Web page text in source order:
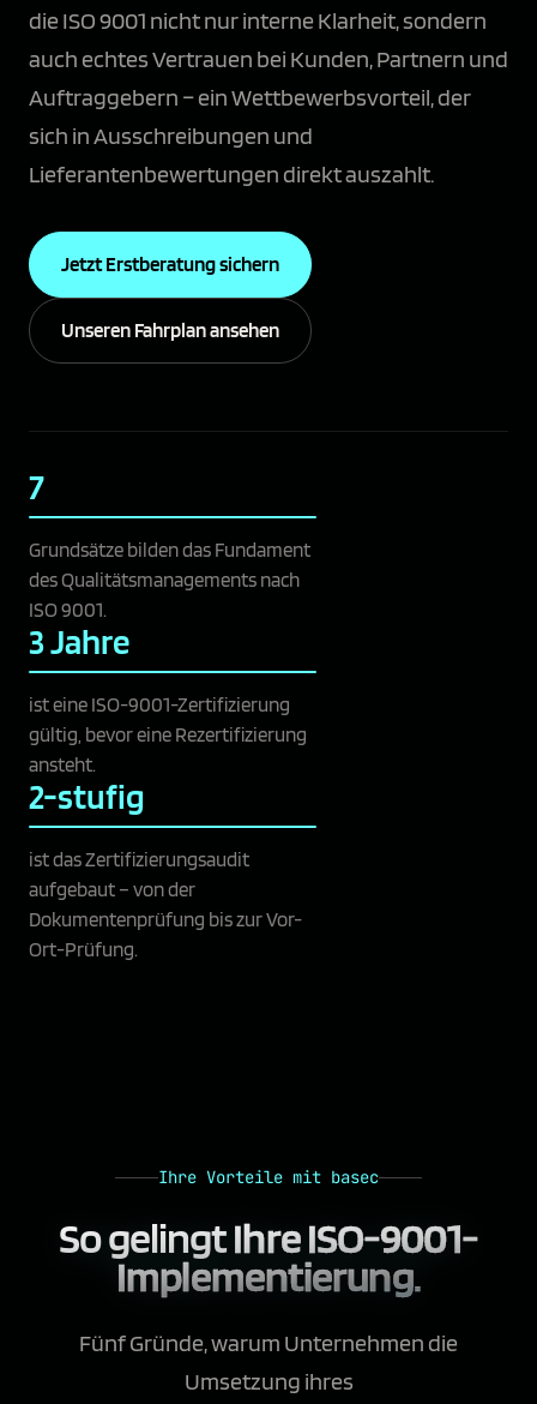
die ISO 9001 nicht nur interne Klarheit, sondern
auch echtes Vertrauen bei Kunden, Partnern und
Auftraggebern – ein Wettbewerbsvorteil, der
sich in Ausschreibungen und
Lieferantenbewertungen direkt auszahlt.
Jetzt Erstberatung sichern
Unseren Fahrplan ansehen
7
Grundsätze bilden das Fundament
des Qualitätsmanagements nach
ISO 9001.
3 Jahre
ist eine ISO-9001-Zertifizierung
gültig, bevor eine Rezertifizierung
ansteht.
2-stufig
ist das Zertifizierungsaudit
aufgebaut – von der
Dokumentenprüfung bis zur Vor-
Ort-Prüfung.
Ihre Vorteile mit basec
So gelingtIhre ISO-9001-
Implementierung.
Fünf Gründe, warum Unternehmen die
Umsetzung ihres